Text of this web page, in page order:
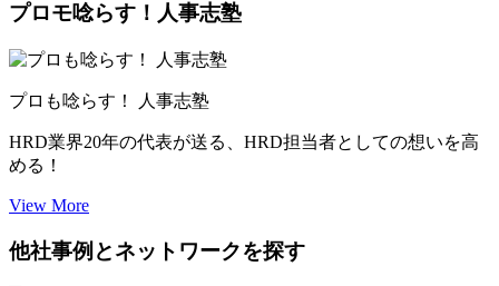
プロモ唸らす！人事志塾
プロも唸らす！ 人事志塾
HRD業界20年の代表が送る、HRD担当者としての想いを高
める！
View More
他社事例とネットワークを探す